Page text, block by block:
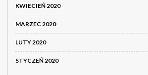
KWIECIEŃ 2020
MARZEC 2020
LUTY 2020
STYCZEŃ 2020